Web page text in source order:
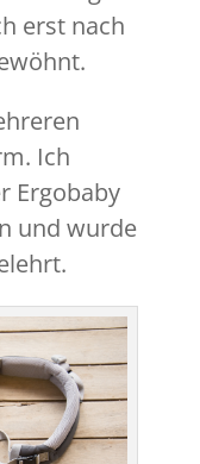
erst nach
Ich
Ergobaby
und wurde